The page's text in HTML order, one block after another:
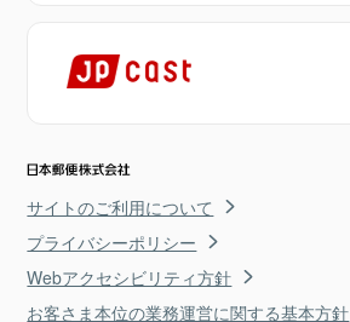
サイトのご利用について
プライバシーポリシー
Webアクセシビリティ方針
お客さま本位の業務運営に関する基本方針